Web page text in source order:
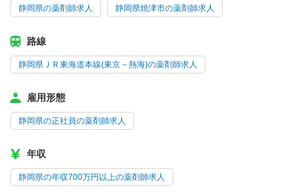
静岡県の薬剤師求人 静岡県焼津市の薬剤師求人
路線
静岡県ＪＲ東海道本線(東京－熱海)の薬剤師求人
雇用形態
静岡県の正社員の薬剤師求人
年収
静岡県の年収700万円以上の薬剤師求人